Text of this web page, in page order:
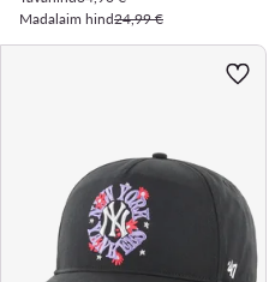
Madalaim hind24,99 €